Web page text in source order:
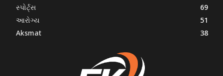
સ્પોર્ટ્સ
69
આરોગ્ય
51
Aksmat
38